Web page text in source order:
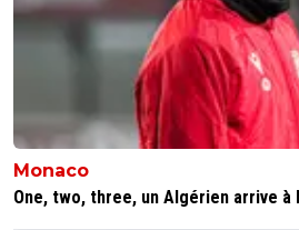
Monaco
One, two, three, un Algérien arrive à